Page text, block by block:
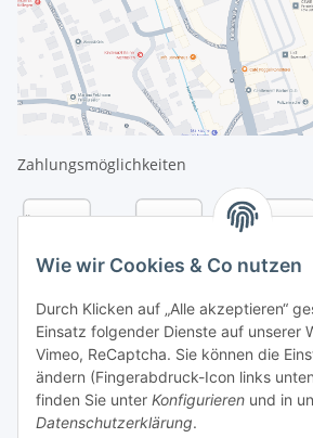
Wie wir Cookies & Co nutzen
Durch Klicken auf „Alle akzeptieren“
Einsatz folgender Dienste auf unserer
Vimeo, ReCaptcha. Sie können die
ändern (Fingerabdruck-Icon links
finden Sie unter Konfigurieren und in
Datenschutzerklärung.
Zahlungsmöglichkeiten